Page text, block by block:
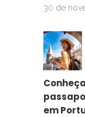
30 de
em